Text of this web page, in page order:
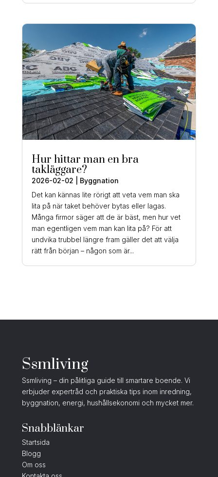
Hur hittar man en bra
takläggare?
2026-02-02
Byggnation
Det kan kännas lite rörigt att veta vem man ska
lita på när taket behöver bytas eller lagas.
Många firmor säger att de är bäst, men hur vet
man egentligen vem man kan lita på? För att
undvika trubbel längre fram gäller det att välja
rätt från början – någon som är...
Ssmliving
Ssmliving – din pålitliga guide till smartare boende. Vi
erbjuder expertråd och praktiska tips inom inredning,
byggnation, energi, hushållsekonomi och mycket mer.
Snabblänkar
Startsida
Blogg
Om oss